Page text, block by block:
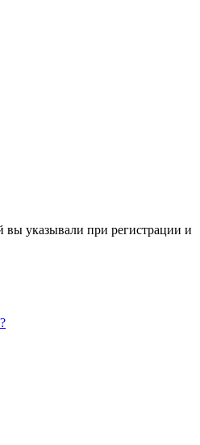
вы указывали при регистрации и